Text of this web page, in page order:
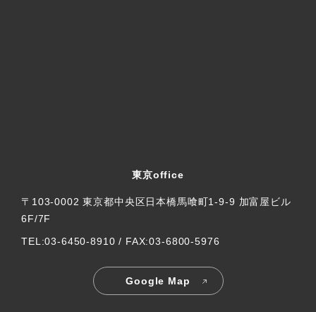
東京office
〒103-0002 東京都中央区日本橋馬喰町1-9-9 加富屋ビル
6F/7F
TEL:03-6450-8910 / FAX:03-6800-5976
Google Map